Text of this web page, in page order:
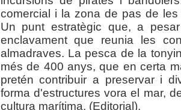
comercial i la zona de pas de
Un punt estratègic que, a
enclavament que reunia les
almadraves. La pesca de la
més de 400 anys, que en certa
pretén contribuir a preservar i
forma d'estructures vora el mar,
cultura marítima. (Editorial).